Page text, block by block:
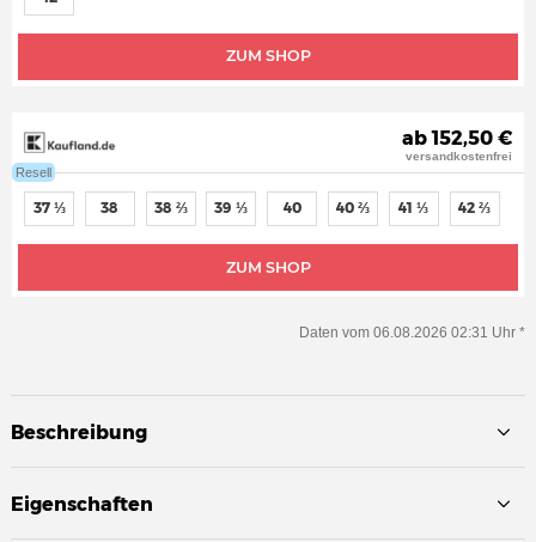
ZUM SHOP
Resell
ab 152,50 €
versandkostenfrei
ZUM SHOP
37 ⅓ 38 38 ⅔ 39 ⅓ 40 40 ⅔ 41 ⅓ 42 ⅔
Daten vom 06.08.2026 02:31 Uhr *
Beschreibung
Eigenschaften